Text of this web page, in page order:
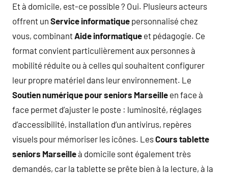
Et à domicile, est-ce possible ? Oui. Plusieurs acteurs
offrent un Service informatique personnalisé chez
vous, combinantAide informatique et pédagogie. Ce
format convient particulièrement aux personnes à
mobilité réduite ou à celles qui souhaitent configurer
leur propre matériel dans leur environnement. Le
Soutien numérique pour seniors Marseille en face à
face permet d’ajuster le poste : luminosité, réglages
d’accessibilité, installation d’un antivirus, repères
visuels pour mémoriser les icônes. LesCours tablette
seniors Marseilleà domicile sont également très
demandés, car la tablette se prête bien à la lecture, à la